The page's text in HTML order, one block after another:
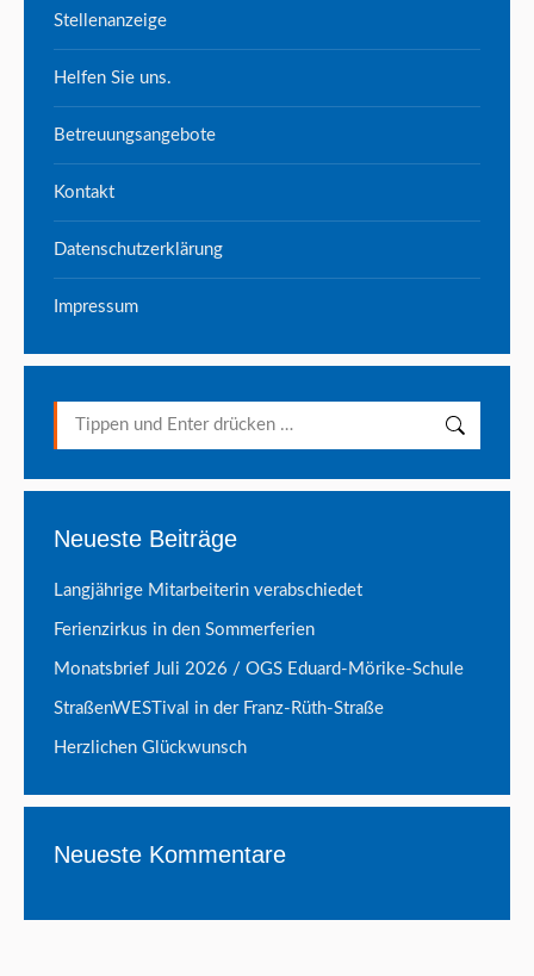
Stellenanzeige
Helfen Sie uns.
Betreuungsangebote
Kontakt
Datenschutzerklärung
Impressum
Search:
Neueste Beiträge
Langjährige Mitarbeiterin verabschiedet
Ferienzirkus in den Sommerferien
Monatsbrief Juli 2026 / OGS Eduard-Mörike-Schule
StraßenWESTival in der Franz-Rüth-Straße
Herzlichen Glückwunsch
Neueste Kommentare